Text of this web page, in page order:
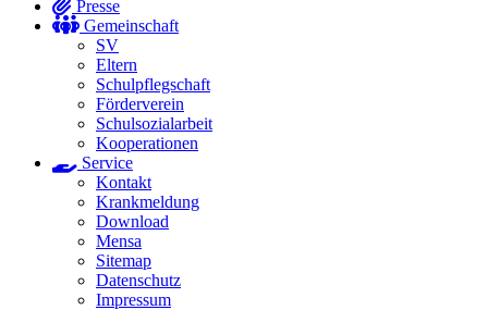
Presse
Gemeinschaft
SV
Eltern
Schulpflegschaft
Förderverein
Schulsozialarbeit
Kooperationen
Service
Kontakt
Krankmeldung
Download
Mensa
Sitemap
Datenschutz
Impressum